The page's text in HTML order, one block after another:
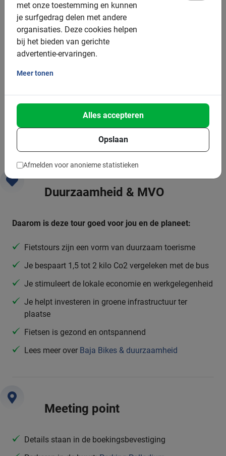
met onze toestemming en kunnen
je surfgedrag delen met andere
organisaties. Deze cookies helpen
bij het bieden van gerichte
advertentie-ervaringen.
Meer tonen
Opslaan
Alles accepteren
Afmelden voor anonieme statistieken
Elektrische fiets: niet beschikbaar
Helm: beschikbaar
Groepsgrootte:
Gemiddelde groepsgrootte: 15 deelnemers
Minimum aantal: 2 deelnemers
Duurzaamheid & MVO
Daarom is deze tour goed voor jou en de planeet:
Fietstours zijn een vorm van duurzaam toerisme
Je bespaart 1,5 tot 2 kilo Co2 vergeleken met de bus
Je stimuleert de lokale economie en werkgelegenheid
Je helpt investeren in groene infrastructuur ter
plaatse
Fietsen is gezond en ontspannend
Lees meer over Baja Bikes & duurzaamheid
Meeting point
Details staan in de boekingsbevestiging